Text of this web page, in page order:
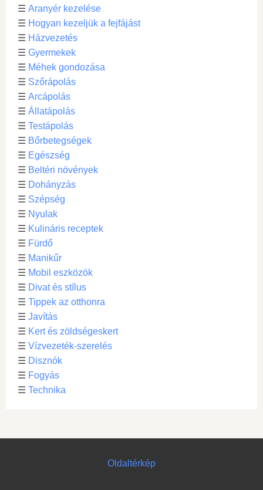
☰ Aranyér kezelése
☰ Hogyan kezeljük a fejfájást
☰ Házvezetés
☰ Gyermekek
☰ Méhek gondozása
☰ Szőrápolás
☰ Arcápolás
☰ Állatápolás
☰ Testápolás
☰ Bőrbetegségek
☰ Egészség
☰ Beltéri növények
☰ Dohányzás
☰ Szépség
☰ Nyulak
☰ Kulináris receptek
☰ Fürdő
☰ Manikűr
☰ Mobil eszközök
☰ Divat és stílus
☰ Tippek az otthonra
☰ Javítás
☰ Kert és zöldségeskert
☰ Vízvezeték-szerelés
☰ Disznók
☰ Fogyás
☰ Technika
Oldaltérkép